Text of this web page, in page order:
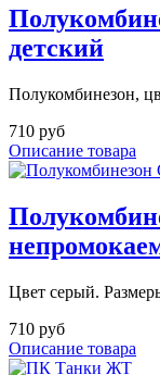
детский
Полукомбинезон,
710 руб
Описание товара
Цвет серый.
710 руб
Описание товара